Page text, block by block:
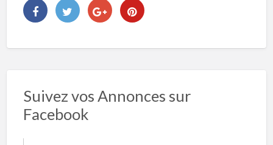
Suivez vos Annonces sur
Facebook